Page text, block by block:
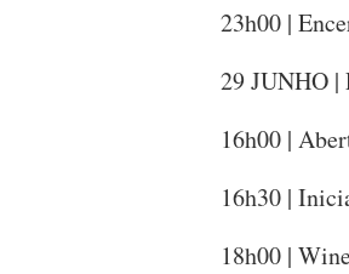
23h00 |
29 JUNHO |
16h00 |
16h30 |
18h00 |